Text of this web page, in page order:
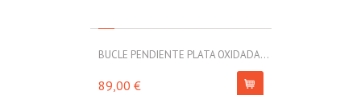
BUCLE PENDIENTE PLATA OXIDADA...
89,00 €